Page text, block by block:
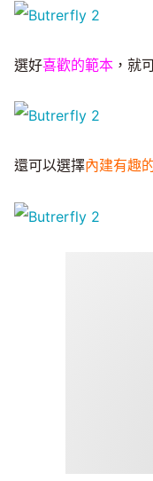
選好喜歡的範本 ，就
還可以選擇內建有趣